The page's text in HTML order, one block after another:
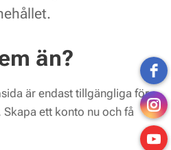
än?
är endast tillgängliga för
ett konto nu och få